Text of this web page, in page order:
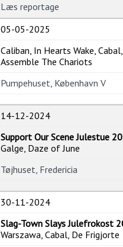
Læs reportage
05-05-2025
Caliban, In Hearts Wake, Cabal,
Assemble The Chariots
Pumpehuset, København V
14-12-2024
Support Our Scene Julestue
Galge, Daze of June
Tøjhuset, Fredericia
30-11-2024
Slag-Town Slays Julefrokost
Warszawa, Cabal, De Frigjorte